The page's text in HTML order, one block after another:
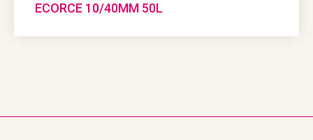
ECORCE 10/40MM 50L